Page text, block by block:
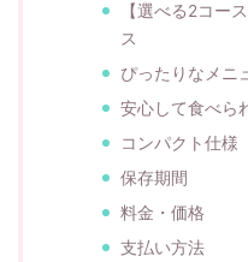
【選べる2コー
ス
ぴったりなメニ
安心して食べら
コンパクト仕様
保存期間
料金・価格
支払い方法